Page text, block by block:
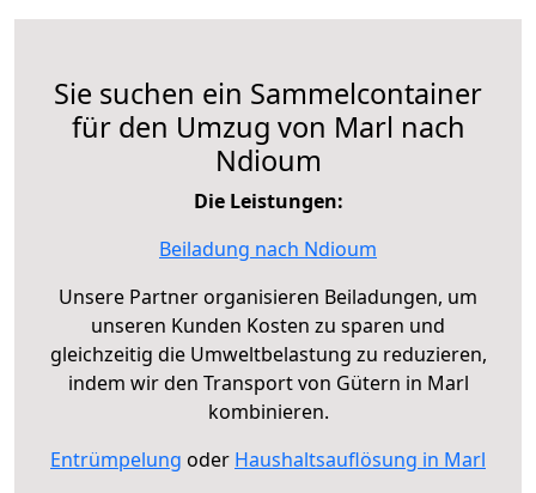
Sie suchen ein Sammelcontainer
für den Umzug von Marl nach
Ndioum
Die Leistungen:
Beiladung nach Ndioum
Unsere Partner organisieren Beiladungen, um
unseren Kunden Kosten zu sparen und
gleichzeitig die Umweltbelastung zu reduzieren,
indem wir den Transport von Gütern in Marl
kombinieren.
Entrümpelung oder Haushaltsauflösung in Marl